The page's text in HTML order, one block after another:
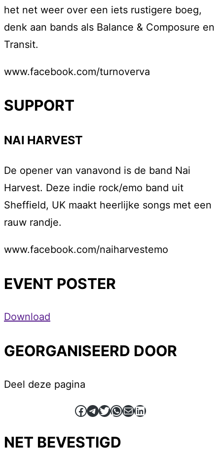
het net weer over een iets rustigere boeg,
denk aan bands als Balance & Composure en
Transit.
www.facebook.com/turnoverva
SUPPORT
NAI HARVEST
De opener van vanavond is de band Nai
Harvest. Deze indie rock/emo band uit
Sheffield, UK maakt heerlijke songs met een
rauw randje.
www.facebook.com/naiharvestemo
EVENT POSTER
Download
GEORGANISEERD DOOR
Deel deze pagina
Facebook
Telegram
Twitter
WhatsApp
E-mailLinkedIn
NET BEVESTIGD